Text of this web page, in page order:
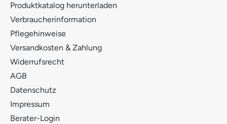
Produktkatalog herunterladen
Verbraucherinformation
Pflegehinweise
Versandkosten & Zahlung
Widerrufsrecht
AGB
Datenschutz
Impressum
Berater-Login